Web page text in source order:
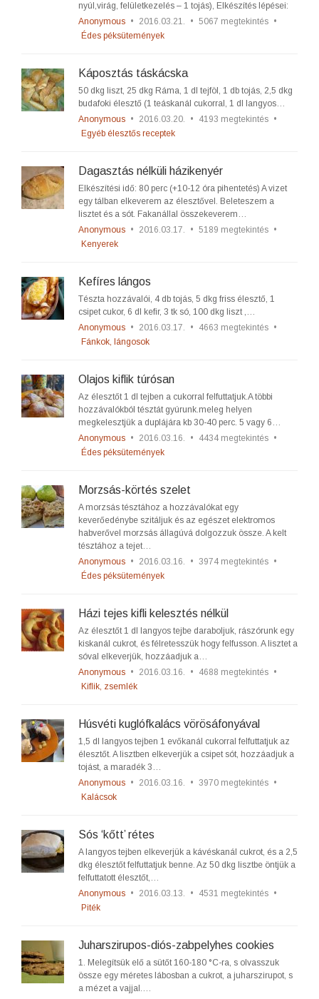
nyúl,virág, felületkezelés – 1 tojás), Elkészítés lépései:
Anonymous • 2016.03.21. • 5067 megtekintés •
Édes péksütemények
Káposztás táskácska
50 dkg liszt, 25 dkg Ráma, 1 dl tejföl, 1 db tojás, 2,5 dkg
budafoki élesztő (1 teáskanál cukorral, 1 dl langyos…
Anonymous • 2016.03.20. • 4193 megtekintés •
Egyéb élesztős receptek
Dagasztás nélküli házikenyér
Elkészítési idő: 80 perc (+10-12 óra pihentetés) A vizet
egy tálban elkeverem az élesztővel. Beleteszem a
lisztet és a sót. Fakanállal összekeverem…
Anonymous • 2016.03.17. • 5189 megtekintés •
Kenyerek
Kefíres lángos
Tészta hozzávalói, 4 db tojás, 5 dkg friss élesztő, 1
csipet cukor, 6 dl kefir, 3 tk só, 100 dkg liszt ,…
Anonymous • 2016.03.17. • 4663 megtekintés •
Fánkok, lángosok
Olajos kiflik túrósan
Az élesztőt 1 dl tejben a cukorral felfuttatjuk.A többi
hozzávalókból tésztát gyúrunk.meleg helyen
megkelesztjük a duplájára kb 30-40 perc. 5 vagy 6…
Anonymous • 2016.03.16. • 4434 megtekintés •
Édes péksütemények
Morzsás-körtés szelet
A morzsás tésztához a hozzávalókat egy
keverőedénybe szitáljuk és az egészet elektromos
habverővel morzsás állagúvá dolgozzuk össze. A kelt
tésztához a tejet…
Anonymous • 2016.03.16. • 3974 megtekintés •
Édes péksütemények
Házi tejes kifli kelesztés nélkül
Az élesztőt 1 dl langyos tejbe daraboljuk, rászórunk egy
kiskanál cukrot, és félretesszük hogy felfusson. A lisztet a
sóval elkeverjük, hozzáadjuk a…
Anonymous • 2016.03.16. • 4688 megtekintés •
Kiflik, zsemlék
Húsvéti kuglófkalács vörösáfonyával
1,5 dl langyos tejben 1 evőkanál cukorral felfuttatjuk az
élesztőt. A lisztben elkeverjük a csipet sót, hozzáadjuk a
tojást, a maradék 3…
Anonymous • 2016.03.16. • 3970 megtekintés •
Kalácsok
Sós ‘kőtt’ rétes
A langyos tejben elkeverjük a kávéskanál cukrot, és a 2,5
dkg élesztőt felfuttatjuk benne. Az 50 dkg lisztbe öntjük a
felfuttatott élesztőt,…
Anonymous • 2016.03.13. • 4531 megtekintés •
Piték
Juharszirupos-diós-zabpelyhes cookies
1. Melegítsük elő a sütőt 160-180 °C-ra, s olvasszuk
össze egy méretes lábosban a cukrot, a juharszirupot, s
a mézet a vajjal.…